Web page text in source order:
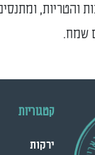
והטריות,
שמח.
קטגוריות
ירקות